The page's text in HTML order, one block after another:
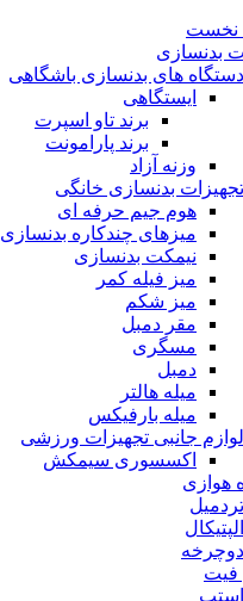
نخست
بدنسازی
دستگاه های بدنسازی باشگاهی
ایستگاهی
برند تاو اسپرت
برند پارامونت
وزنه آزاد
تجهیزات بدنسازی خانگی
هوم جیم حرفه ای
میزهای چندکاره بدنسازی
نیمکت بدنسازی
میز فیله کمر
میز شکم
مقر دمبل
مسگری
دمبل
میله هالتر
میله بارفیکس
لوازم جانبی تجهیزات ورزشی
اکسسوری سیمکش
هوازی
تردمیل
الپتیکال
دوچرخه
استپ